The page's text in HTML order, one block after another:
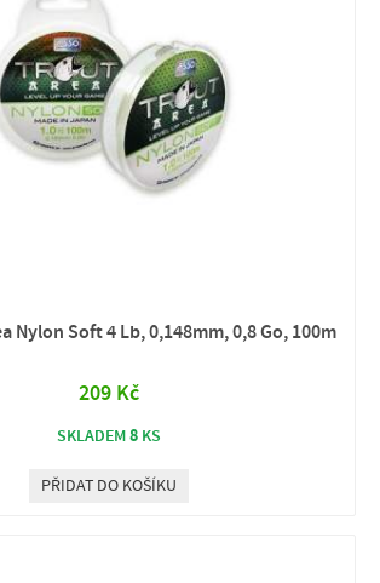
Nylon Soft 4 Lb, 0,148mm, 0,8 Go, 100m
209 Kč
SKLADEM8 KS
PŘIDAT DO KOŠÍKU